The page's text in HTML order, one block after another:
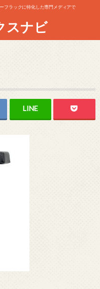
フラックに特化した専門メディアで
スナビ